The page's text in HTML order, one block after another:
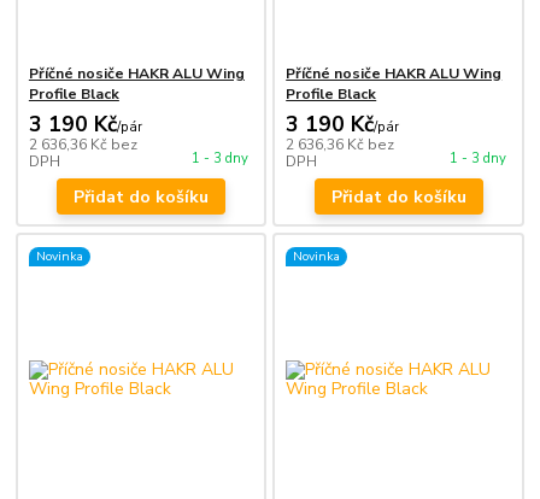
Příčné nosiče HAKR ALU Wing
Profile Black
3 190 Kč/pár
2 636,36 Kč bez
DPH
1 - 3 dny
Přidat do košíku
Příčné nosiče HAKR ALU Wing
Profile Black
3 190 Kč/pár
2 636,36 Kč bez
DPH
1 - 3 dny
Přidat do košíku
Novinka Novinka